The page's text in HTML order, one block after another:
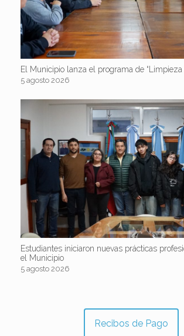
El Municipio lanza el programa de “Limpieza
5 agosto 2026
Estudiantes iniciaron nuevas prácticas
el Municipio
5 agosto 2026
Recibos de Pago